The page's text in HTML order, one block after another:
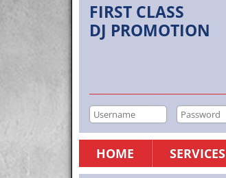
FIRST CLASS
DJ PROMOTION
HOME SERVICES